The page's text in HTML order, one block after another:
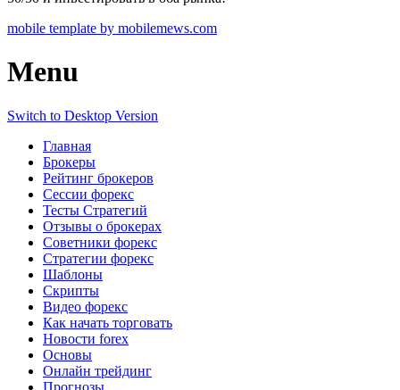
mobile template by mobilemews.com
Menu
Switch to Desktop Version
Главная
Брокеры
Рейтинг брокеров
Сессии форекс
Тесты Стратегий
Отзывы о брокерах
Советники форекс
Стратегии форекс
Шаблоны
Скрипты
Видео форекс
Как начать торговать
Новости forex
Основы
Онлайн трейдинг
Прогнозы